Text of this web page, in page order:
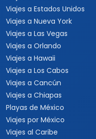
Viajes a Estados Unidos
Viajes a Nueva York
Viajes a Las Vegas
Viajes a Orlando
Viajes a Hawaii
Viajes a Los Cabos
Viajes a Cancún
Viajes a Chiapas
Playas de México
Viajes por México
Viajes al Caribe